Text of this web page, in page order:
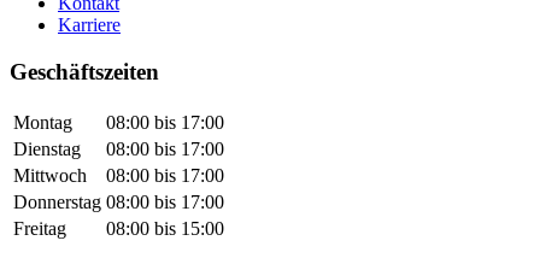
Karriere
Geschäftszeiten
Montag
08:00 bis 17:00
Dienstag
08:00 bis 17:00
Mittwoch
08:00 bis 17:00
Donnerstag 08:00 bis 17:00
Freitag
08:00 bis 15:00